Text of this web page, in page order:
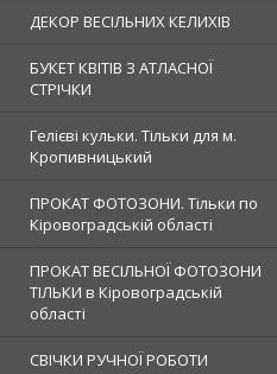
ДЕКОР ВЕСІЛЬНИХ КЕЛИХІВ
БУКЕТ КВІТІВ З АТЛАСНОЇ
СТРІЧКИ
Гелієві кульки. Тільки для м.
Кропивницький
ПРОКАТ ФОТОЗОНИ. Тільки по
Кіровоградській області
ПРОКАТ ВЕСІЛЬНОЇ ФОТОЗОНИ
ТІЛЬКИ в Кіровоградській
області
СВІЧКИ РУЧНОЇ РОБОТИ